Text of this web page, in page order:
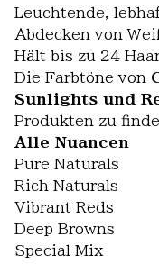
Leuchtende,
Abdecken von
Hält bis zu 24
Die Farbtöne von
Sunlights und
Produkten zu
Alle Nuancen
Pure Naturals
Rich Naturals
Vibrant Reds
Deep Browns
Special Mix